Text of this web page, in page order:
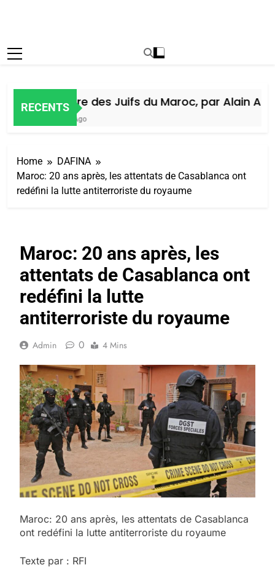
RECENTS
Histoire des Juifs du Maroc, par Alain Amiel
Home
DAFINA
Maroc: 20 ans après, les attentats de Casablanca ont
redéfini la lutte antiterroriste du royaume
Maroc: 20 ans après, les
attentats de Casablanca ont
redéfini la lutte
antiterroriste du royaume
Admin 0 4 Mins
Maroc: 20 ans après, les attentats de Casablanca
ont redéfini la lutte antiterroriste du royaume
Texte par : RFI